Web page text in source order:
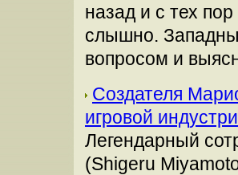
назад и с тех
слышно.
вопросом и
Создателя
игровой
Легендарный
(Shigeru